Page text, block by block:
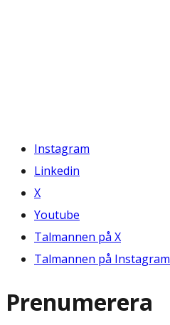
Instagram
Linkedin
X
Youtube
Talmannen på X
Talmannen på Instagram
Prenumerera